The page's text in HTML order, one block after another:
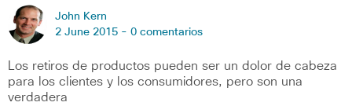
John Kern
2 June 2015 - 0 comentarios
Los retiros de productos pueden ser un dolor de cabeza
para los clientes y los consumidores, pero son una
verdadera